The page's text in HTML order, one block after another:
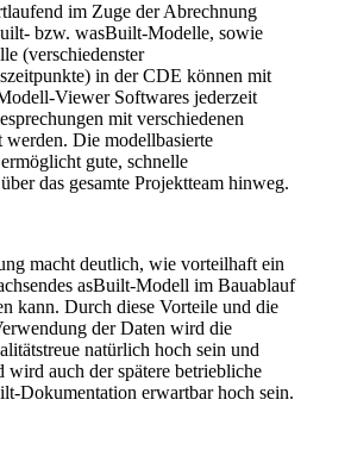
im Zuge der Abrechnung
bzw. wasBuilt-Modelle, sowie
(verschiedenster
in der CDE können mit
Viewer Softwares jederzeit
mit verschiedenen
Die modellbasierte
gute, schnelle
das gesamte Projektteam hinweg.
macht deutlich, wie vorteilhaft ein
asBuilt-Modell im Bauablauf
kann. Durch diese Vorteile und die
der Daten wird die
natürlich hoch sein und
wird auch der spätere betriebliche
Dokumentation erwartbar hoch sein.